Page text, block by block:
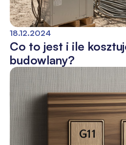
18.12.2024
Co to jest i ile
budowlany?